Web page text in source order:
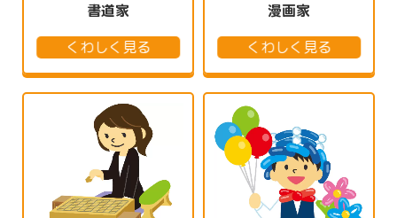
書道家
くわしく見る
漫画家
くわしく見る